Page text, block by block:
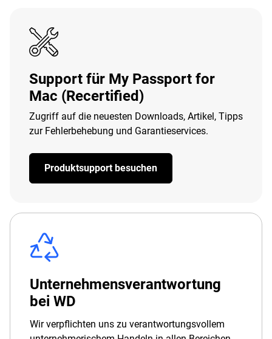
Support für My Passport for
Mac (Recertified)
Zugriff auf die neuesten Downloads, Artikel, Tipps
zur Fehlerbehebung und Garantieservices.
Produktsupport besuchen
Unternehmensverantwortung
bei WD
Wir verpflichten uns zu verantwortungsvollem